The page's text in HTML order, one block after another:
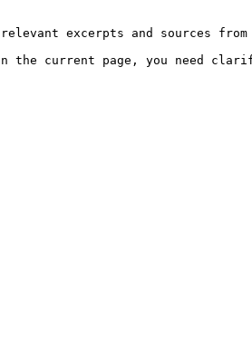
excerpts and sources from
the current page, you need